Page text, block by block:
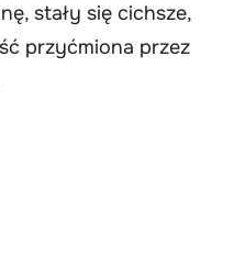
stały się cichsze,
przyćmiona przez